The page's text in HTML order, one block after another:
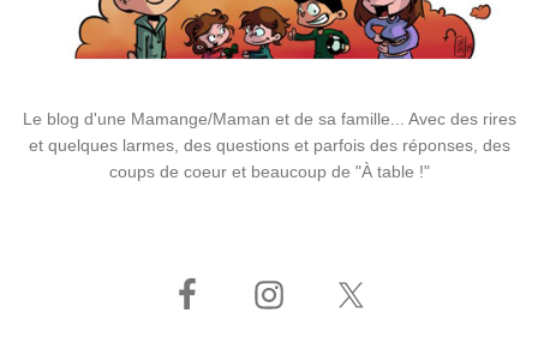
Le blog d'une Mamange/Maman et de sa famille... Avec des rires
et quelques larmes, des questions et parfois des réponses, des
coups de coeur et beaucoup de "À table !"